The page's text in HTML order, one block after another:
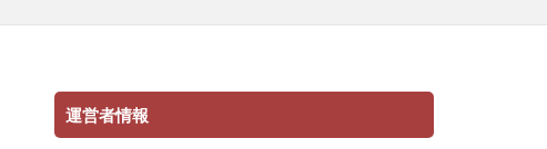
運営者情報